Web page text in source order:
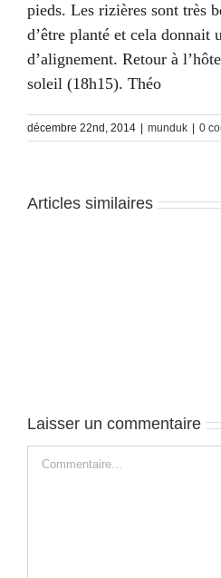
pieds. Les rizières sont très
d’être planté et cela donnait
d’alignement. Retour à
soleil (18h15). Théo
décembre 22nd, 2014 munduk 0
Articles similaires
Laisser un commentaire